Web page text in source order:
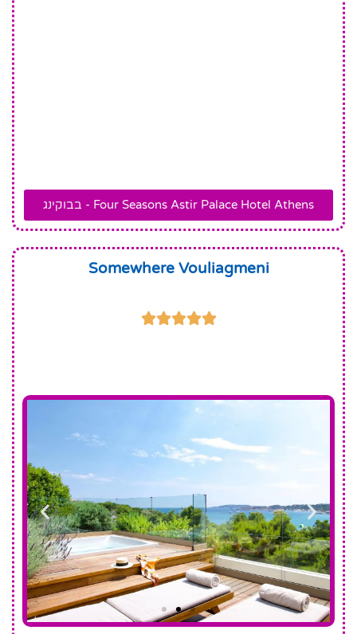
Four Seasons Astir Palace Hotel Athens - בבוקינג
Somewhere Vouliagmeni




